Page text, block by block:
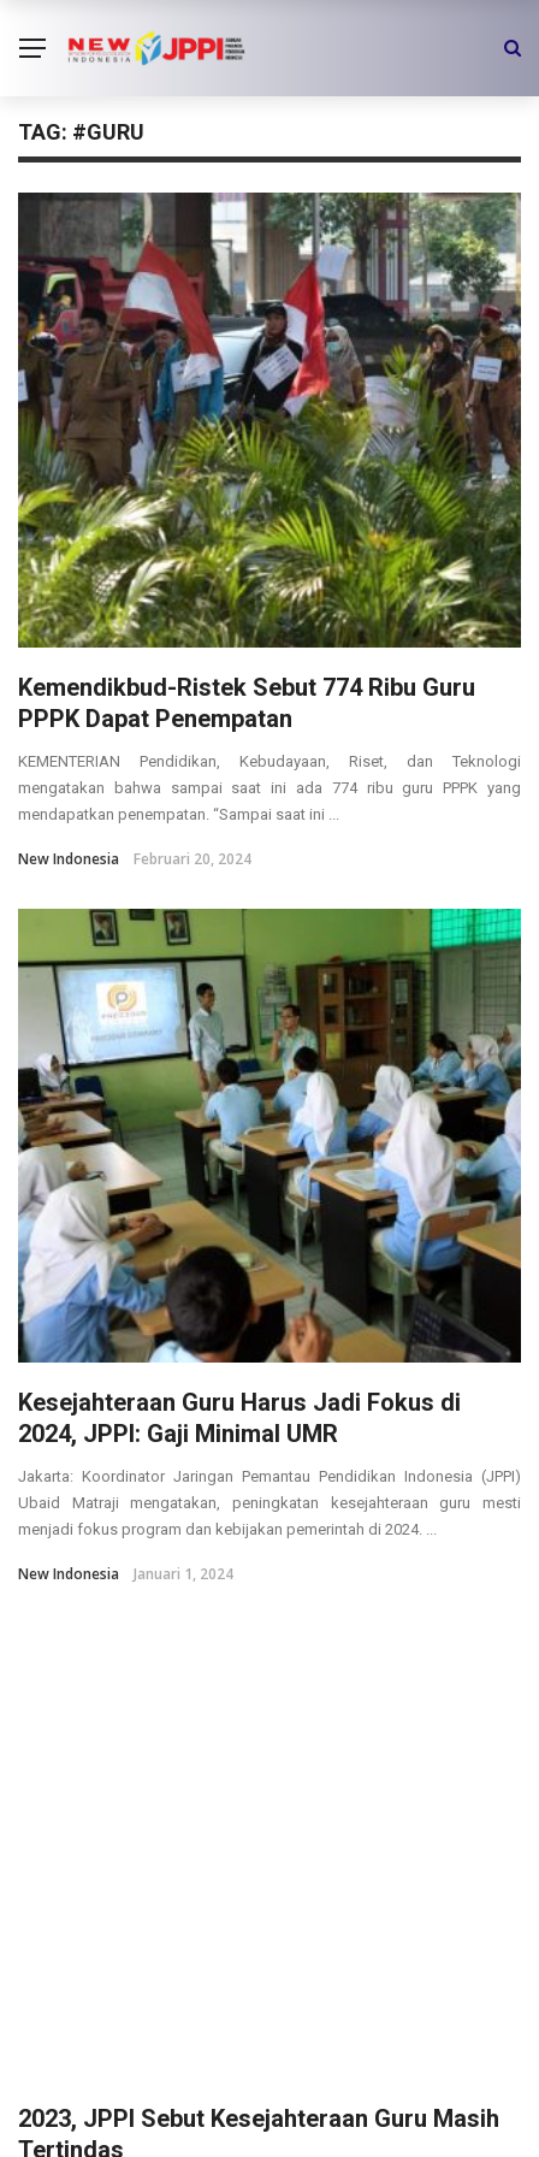
TAG: #GURU
Kemendikbud-Ristek Sebut 774 Ribu Guru
PPPK Dapat Penempatan
KEMENTERIAN Pendidikan, Kebudayaan, Riset, dan Teknologi
mengatakan bahwa sampai saat ini ada 774 ribu guru PPPK yang
mendapatkan penempatan. “Sampai saat ini ...
New Indonesia Februari 20, 2024
Kesejahteraan Guru Harus Jadi Fokus di
2024, JPPI: Gaji Minimal UMR
Jakarta: Koordinator Jaringan Pemantau Pendidikan Indonesia (JPPI)
Ubaid Matraji mengatakan, peningkatan kesejahteraan guru mesti
menjadi fokus program dan kebijakan pemerintah di 2024. ...
New Indonesia Januari 1, 2024
2023, JPPI Sebut Kesejahteraan Guru Masih
Tertindas